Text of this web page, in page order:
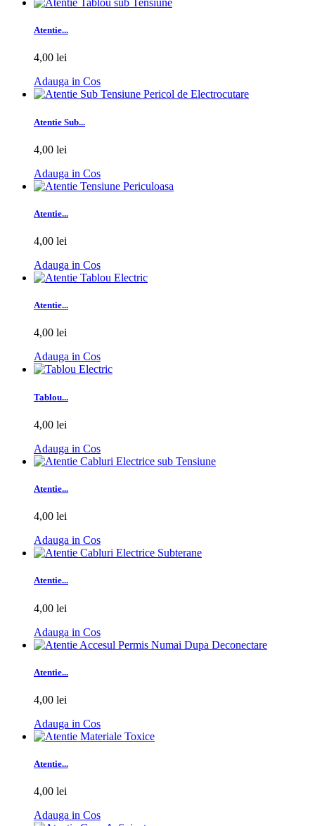
Atentie...
4,00 lei
Adauga in Cos
Atentie Sub...
4,00 lei
Adauga in Cos
Atentie...
4,00 lei
Adauga in Cos
Atentie...
4,00 lei
Adauga in Cos
Tablou...
4,00 lei
Adauga in Cos
Atentie...
4,00 lei
Adauga in Cos
Atentie...
4,00 lei
Adauga in Cos
Atentie...
4,00 lei
Adauga in Cos
Atentie...
4,00 lei
Adauga in Cos